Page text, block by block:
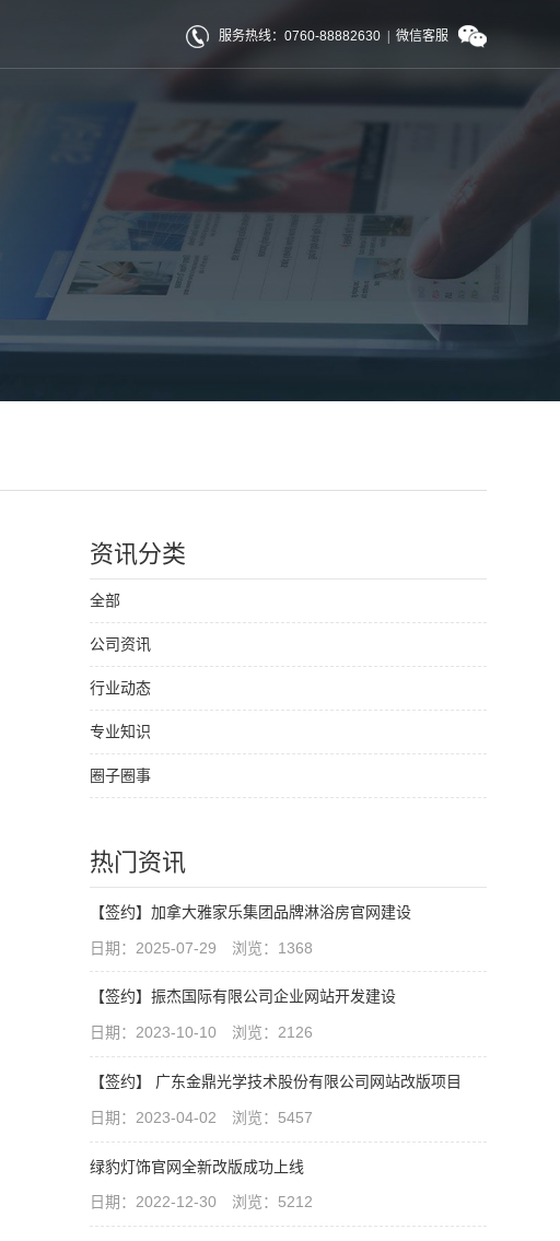
服务热线：0760-88882630 微信客服
资讯分类
全部
公司资讯
行业动态
专业知识
圈子圈事
热门资讯
【签约】加拿大雅家乐集团品牌淋浴房官网建设
日期：2025-07-29 浏览：1368
【签约】振杰国际有限公司企业网站开发建设
日期：2023-10-10 浏览：2126
【签约】 广东金鼎光学技术股份有限公司网站改版项目
日期：2023-04-02 浏览：5457
绿豹灯饰官网全新改版成功上线
日期：2022-12-30 浏览：5212